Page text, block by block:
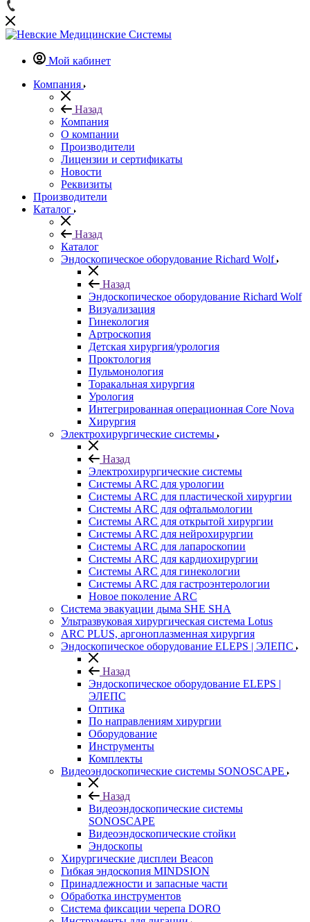
Мой кабинет
Компания
Назад
Компания
О компании
Производители
Лицензии и сертификаты
Новости
Реквизиты
Производители
Каталог
Назад
Каталог
Эндоскопическое оборудование Richard Wolf
Назад
Эндоскопическое оборудование Richard Wolf
Визуализация
Гинекология
Артроскопия
Детская хирургия/урология
Проктология
Пульмонология
Торакальная хирургия
Урология
Интегрированная операционная Core Nova
Хирургия
Электрохирургические системы
Назад
Электрохирургические системы
Системы ARC для урологии
Системы ARC для пластической хирургии
Системы ARC для офтальмологии
Системы ARC для открытой хирургии
Системы ARC для нейрохирургии
Системы ARC для лапароскопии
Системы ARC для кардиохирургии
Системы ARC для гинекологии
Системы ARC для гастроэнтерологии
Новое поколение ARC
Система эвакуации дыма SHE SHA
Ультразвуковая хирургическая система Lotus
ARC PLUS, аргоноплазменная хирургия
Эндоскопическое оборудование ELEPS | ЭЛЕПС
Назад
Эндоскопическое оборудование ELEPS |
ЭЛЕПС
Оптика
По направлениям хирургии
Оборудование
Инструменты
Комплекты
Видеоэндоскопические системы SONOSCAPE
Назад
Видеоэндоскопические системы
SONOSCAPE
Видеоэндоскопические стойки
Эндоскопы
Хирургические дисплеи Beacon
Гибкая эндоскопия MINDSION
Принадлежности и запасные части
Обработка инструментов
Система фиксации черепа DORO